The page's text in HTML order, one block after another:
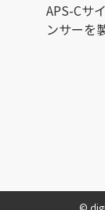
APS-Cサ
ンサーを
©